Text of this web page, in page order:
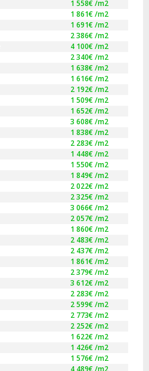
1 558€ /m2
1 861€ /m2
1 691€ /m2
2 386€ /m2
4 100€ /m2
2 340€ /m2
1 638€ /m2
1 616€ /m2
2 192€ /m2
1 509€ /m2
1 652€ /m2
3 608€ /m2
1 838€ /m2
2 283€ /m2
1 448€ /m2
1 550€ /m2
1 849€ /m2
2 022€ /m2
2 325€ /m2
3 066€ /m2
2 057€ /m2
1 860€ /m2
2 483€ /m2
2 437€ /m2
1 861€ /m2
2 379€ /m2
3 612€ /m2
2 283€ /m2
2 599€ /m2
2 773€ /m2
2 252€ /m2
1 622€ /m2
1 426€ /m2
1 576€ /m2